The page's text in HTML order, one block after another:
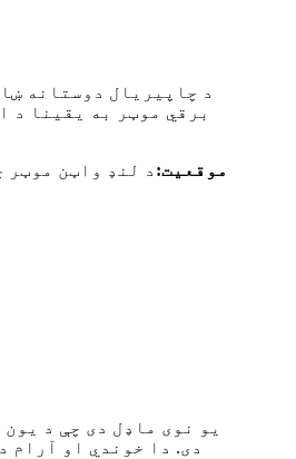
د چاپیریال دوستانه
موقعیت: د لنډ واټن
دی. دا خوندي او آرام